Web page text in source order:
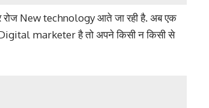
रोज New technology आते जा रही है. अब एक
marketer है तो अपने किसी न किसी से